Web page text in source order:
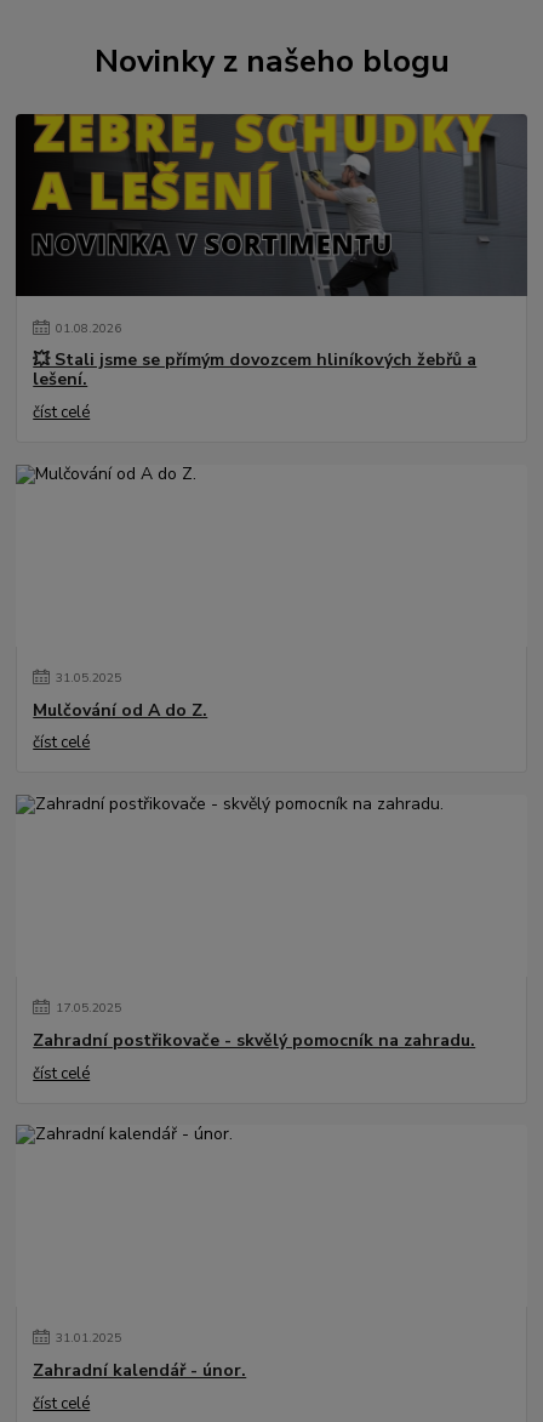
Novinky z našeho blogu
01.08.2026
💥 Stali jsme se přímým dovozcem hliníkových žebřů a
lešení.
číst celé
31.05.2025
Mulčování od A do Z.
číst celé
17.05.2025
Zahradní postřikovače - skvělý pomocník na zahradu.
číst celé
31.01.2025
Zahradní kalendář - únor.
číst celé